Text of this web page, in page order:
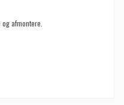
afmontere.